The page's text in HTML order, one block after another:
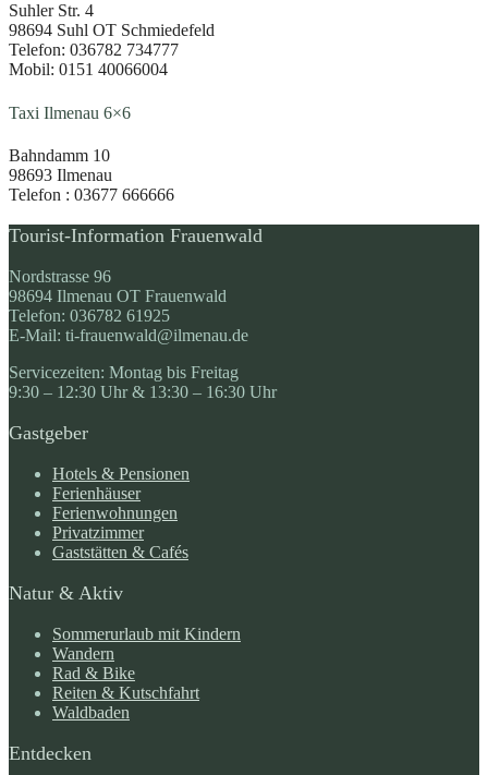
Suhler Str. 4
98694 Suhl OT Schmiedefeld
Telefon: 036782 734777
Mobil: 0151 40066004
Taxi Ilmenau 6×6
Bahndamm 10
98693 Ilmenau
Telefon : 03677 666666
Tourist-Information Frauenwald
Nordstrasse 96
98694 Ilmenau OT Frauenwald
Telefon: 036782 61925
E-Mail: ti-frauenwald@ilmenau.de
Servicezeiten: Montag bis Freitag
9:30 – 12:30 Uhr & 13:30 – 16:30 Uhr
Gastgeber
Hotels & Pensionen
Ferienhäuser
Ferienwohnungen
Privatzimmer
Gaststätten & Cafés
Natur & Aktiv
Sommerurlaub mit Kindern
Wandern
Rad & Bike
Reiten & Kutschfahrt
Waldbaden
Entdecken